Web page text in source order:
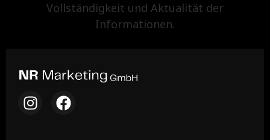
Vollständigkeit und Aktualität der
Informationen.